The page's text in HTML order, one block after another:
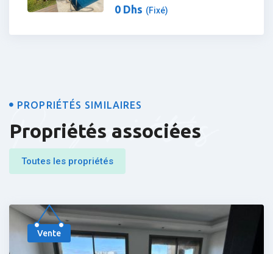
0 Dhs (Fixé)
Propriétés
PROPRIÉTÉS SIMILAIRES
Propriétés associées
Toutes les propriétés
Vente Populaire